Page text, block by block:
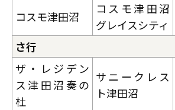
コスモ津田沼
コスモ津田沼
グレイスシティ
さ行
ザ・レジデン
ス津田沼奏の
杜
サニークレス
ト津田沼